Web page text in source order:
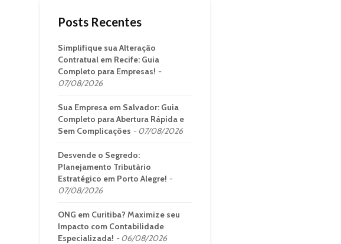
Posts Recentes
Simplifique sua Alteração
Contratual em Recife: Guia
Completo para Empresas!
07/08/2026
Sua Empresa em Salvador: Guia
Completo para Abertura Rápida e
Sem Complicações
07/08/2026
Desvende o Segredo:
Planejamento Tributário
Estratégico em Porto Alegre!
07/08/2026
ONG em Curitiba? Maximize seu
Impacto com Contabilidade
Especializada!
06/08/2026